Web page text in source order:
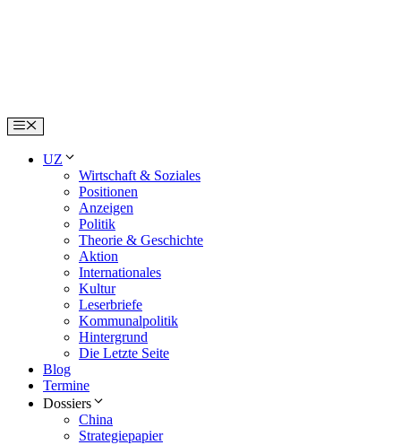
Menu
UZ
Wirtschaft & Soziales
Positionen
Anzeigen
Politik
Theorie & Geschichte
Aktion
Internationales
Kultur
Leserbriefe
Kommunalpolitik
Hintergrund
Die Letzte Seite
Blog
Termine
Dossiers
China
Strategiepapier